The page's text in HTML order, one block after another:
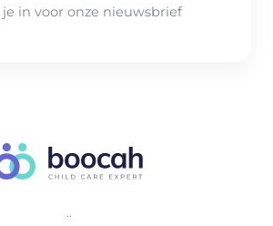
je in voor onze nieuwsbrief
..